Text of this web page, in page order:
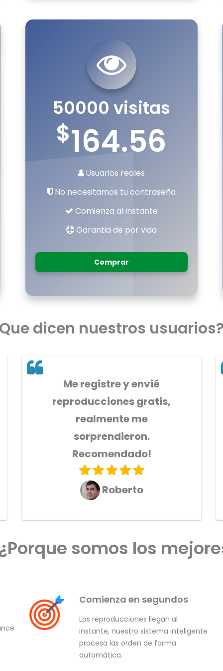
50000 visitas
$164.56
Usuarios reales
No necesitamos tu contraseña
Comienza al instante
Garantia de por vida
Comprar
dicen nuestros
Me registre y envié
reproducciones gratis,
realmente me
sorprendieron.
Recomendado!
Roberto
somos los
Comienza en segundos
Las reproducciones llegan al
instante, nuestro sistema inteligente
procesa las orden de forma
automática.